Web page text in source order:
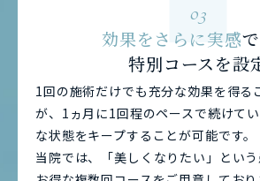
03
効果をさらに実感
特別コースを設
1回の施術だけでも充分な効果を得る
が、1ヵ月に1回程のペースで続けて
な状態をキープすることが可能です。
当院では、「美しくなりたい」とい